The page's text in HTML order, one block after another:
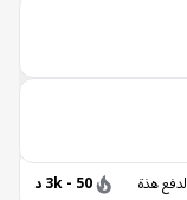
50 - 3k د